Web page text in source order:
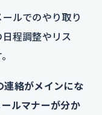
ルでのやり取り
程調整やリス
連絡がメインにな
ルマナーが分か